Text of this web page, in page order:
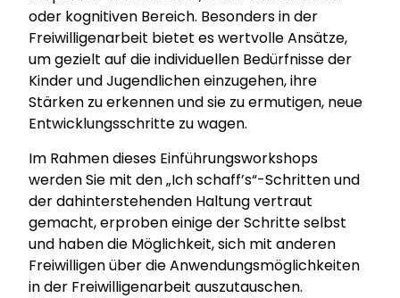
oder kognitiven Bereich. Besonders in der
Freiwilligenarbeit bietet es wertvolle Ansätze,
um gezielt auf die individuellen Bedürfnisse der
Kinder und Jugendlichen einzugehen, ihre
Stärken zu erkennen und sie zu ermutigen, neue
Entwicklungsschritte zu wagen.
Im Rahmen dieses Einführungsworkshops
werden Sie mit den„Ich schaff’s“-Schritten und
der dahinterstehenden Haltung vertraut
gemacht, erproben einige der Schritte selbst
und haben die Möglichkeit, sich mit anderen
Freiwilligen über die Anwendungsmöglichkeiten
in der Freiwilligenarbeit auszutauschen.